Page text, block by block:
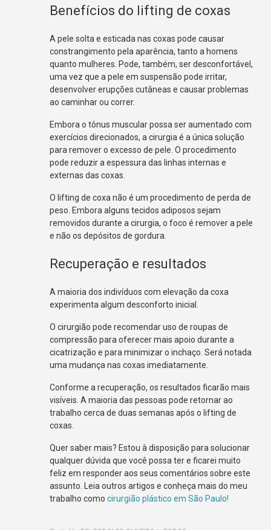
Benefícios do lifting de coxas
A pele solta e esticada nas coxas pode causar
constrangimento pela aparência, tanto a homens
quanto mulheres. Pode, também, ser desconfortável,
uma vez que a pele em suspensão pode irritar,
desenvolver erupções cutâneas e causar problemas
ao caminhar ou correr.
Embora o tônus ​​muscular possa ser aumentado com
exercícios direcionados, a cirurgia é a única solução
para remover o excesso de pele. O procedimento
pode reduzir a espessura das linhas internas e
externas das coxas.
O lifting de coxa não é um procedimento de perda de
peso. Embora alguns tecidos adiposos sejam
removidos durante a cirurgia, o foco é remover a pele
e não os depósitos de gordura.
Recuperação e resultados
A maioria dos indivíduos com elevação da coxa
experimenta algum desconforto inicial.
O cirurgião pode recomendar uso de roupas de
compressão para oferecer mais apoio durante a
cicatrização e para minimizar o inchaço. Será notada
uma mudança nas coxas imediatamente.
Conforme a recuperação, os resultados ficarão mais
visíveis. A maioria das pessoas pode retornar ao
trabalho cerca de duas semanas após o lifting de
coxas.
Quer saber mais? Estou à disposição para solucionar
qualquer dúvida que você possa ter e ficarei muito
feliz em responder aos seus comentários sobre este
assunto. Leia outros artigos e conheça mais do meu
trabalho comocirurgião plástico em São Paulo!